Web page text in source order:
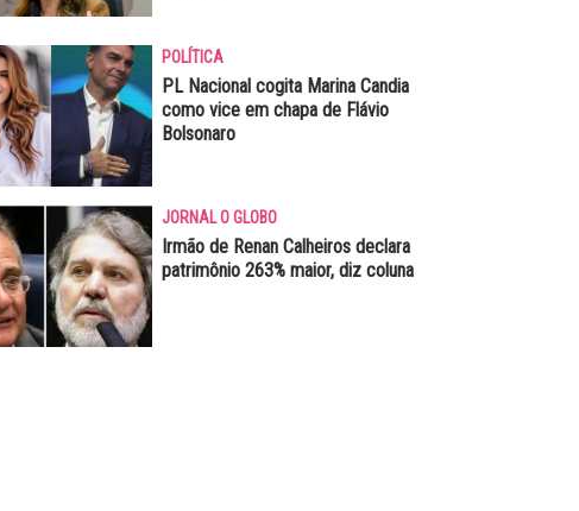
POLÍTICA
PL Nacional cogita Marina Candia
como vice em chapa de Flávio
Bolsonaro
JORNAL O GLOBO
Irmão de Renan Calheiros declara
patrimônio 263% maior, diz coluna